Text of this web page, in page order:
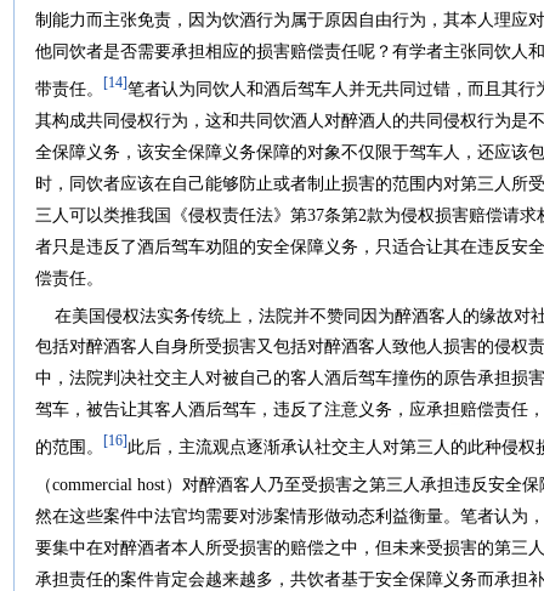
制能力而主张免责，因为饮酒行为属于原因自由行为，其本人理应
他同饮者是否需要承担相应的损害赔偿责任呢？有学者主张同饮人
带责任。 [14] 笔者认为同饮人和酒后驾车人并无共同过错，而且其
其构成共同侵权行为，这和共同饮酒人对醉酒人的共同侵权行为是
全保障义务，该安全保障义务保障的对象不仅限于驾车人，还应该
时，同饮者应该在自己能够防止或者制止损害的范围内对第三人所
三人可以类推我国《侵权责任法》第37条第2款为侵权损害赔偿请
者只是违反了酒后驾车劝阻的安全保障义务，只适合让其在违反安
偿责任。
在美国侵权法实务传统上，法院并不赞同因为醉酒客人的缘故对
包括对醉酒客人自身所受损害又包括对醉酒客人致他人损害的侵权
中，法院判决社交主人对被自己的客人酒后驾车撞伤的原告承担损
驾车，被告让其客人酒后驾车，违反了注意义务，应承担赔偿责任
的范围。 [16] 此后，主流观点逐渐承认社交主人对第三人的此种侵
（commercial host）对醉酒客人乃至受损害之第三人承担违反安全
然在这些案件中法官均需要对涉案情形做动态利益衡量。笔者认为
要集中在对醉酒者本人所受损害的赔偿之中，但未来受损害的第三
承担责任的案件肯定会越来越多，共饮者基于安全保障义务而承担